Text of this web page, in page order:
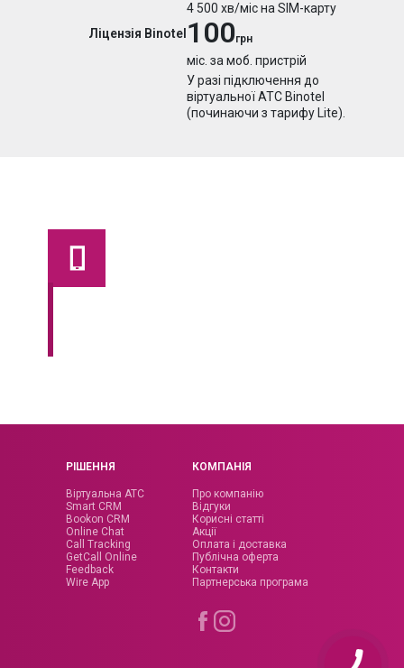
4 500 хв/міс на SIM-карту
Ліцензія Binotel 100грн
міс. за моб. пристрій
У разі підключення до
віртуальної АТС Binotel
(починаючи з тарифу Lite).
РІШЕННЯ
Віртуальна АТС
Smart CRM
Bookon CRM
Online Chat
Call Tracking
GetCall Online
Feedback
Wire App
КОМПАНІЯ
Про компанію
Відгуки
Корисні статті
Акції
Оплата і доставка
Публічна оферта
Контакти
Партнерська програма